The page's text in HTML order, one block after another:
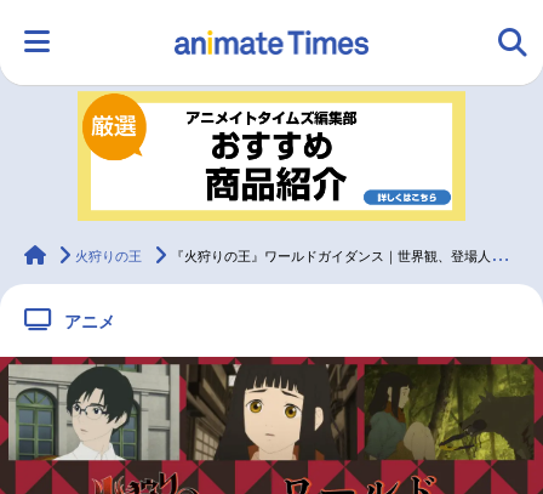
ランキング アニメ
ラジオ
2.5次元 配信・Vtuber トレンド 無料マンガ
最新記事一覧
animateTimes
火狩りの王 『火狩りの王』ワールドガイダンス｜世界観、登場人物、用語などを徹底解説
アニメ